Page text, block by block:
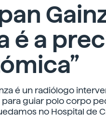
é a
é un radiólogo
para guiar polo corpo
no Hospital de